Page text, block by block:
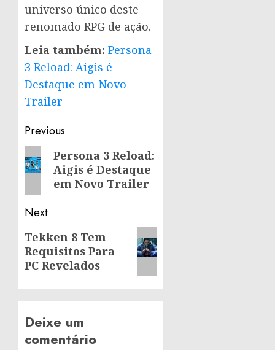
universo único deste
renomado RPG de ação.
Leia também: Persona
3 Reload: Aigis é
Destaque em Novo
Trailer
Post
navigation
Previous
Previous
post:
Persona 3 Reload:
Aigis é Destaque
em Novo Trailer
Next
Next
post:
Tekken 8 Tem
Requisitos Para
PC Revelados
Deixe um
comentário